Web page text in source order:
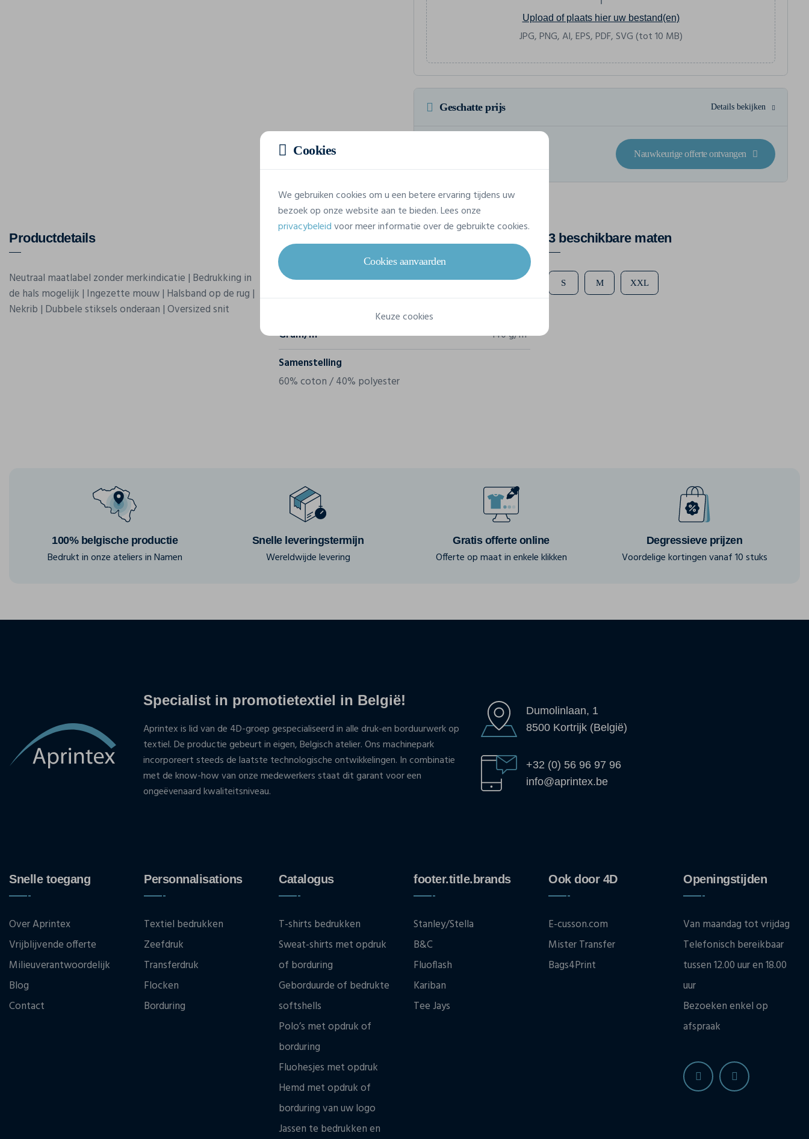
Upload of plaats hier uw bestand(en)
JPG, PNG, AI, EPS, PDF, SVG (tot 10 MB)
Geschatte prijs Details bekijken
Nauwkeurige offerte ontvangen
Productdetails
Neutraal maatlabel zonder merkindicatie | Bedrukking in
de hals mogelijk | Ingezette mouw | Halsband op de rug |
Nekrib | Dubbele stiksels onderaan | Oversized snit
Merk
Build Your Brand
Gram/m²
140 g/m²
Samenstelling
60% coton / 40% polyester
3 beschikbare maten
S M XXL
100% belgische productie
Bedrukt in onze ateliers in Namen
Snelle leveringstermijn
Wereldwijde levering
Gratis offerte online
Offerte op maat in enkele klikken
Degressieve prijzen
Voordelige kortingen vanaf 10 stuks
Specialist in promotietextiel in België!
Aprintex is lid van de 4D-groep gespecialiseerd in alle druk-en borduurwerk op
textiel. De productie gebeurt in eigen, Belgisch atelier. Ons machinepark
incorporeert steeds de laatste technologische ontwikkelingen. In combinatie
met de know-how van onze medewerkers staat dit garant voor een
ongeëvenaard kwaliteitsniveau.
Dumolinlaan, 1
8500 Kortrijk (België)
+32 (0) 56 96 97 96
info@aprintex.be
Snelle toegang
Over Aprintex
Vrijblijvende offerte
Milieuverantwoordelijk
Blog
Contact
Personnalisations
Textiel bedrukken
Zeefdruk
Transferdruk
Flocken
Borduring
Catalogus
T-shirts bedrukken
Sweat-shirts met opdruk
of borduring
Geborduurde of bedrukte
softshells
Polo’s met opdruk of
borduring
Fluohesjes met opdruk
Hemd met opdruk of
borduring van uw logo
Jassen te bedrukken en
footer.title.brands
Stanley/Stella
B&C
Fluoflash
Kariban
Tee Jays
Ook door 4D
E-cusson.com
Mister Transfer
Bags4Print
Openingstijden
Van maandag tot vrijdag
Telefonisch bereikbaar
tussen 12.00 uur en 18.00
uur
Bezoeken enkel op
afspraak
Cookies
We gebruiken cookies om u een betere ervaring tijdens uw
bezoek op onze website aan te bieden. Lees onze
privacybeleidvoor meer informatie over de gebruikte cookies.
Cookies aanvaarden
Keuze cookies